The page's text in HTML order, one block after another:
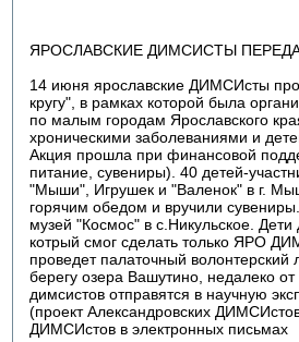
ЯРОСЛАВСКИЕ ДИМСИСТЫ
14 июня ярославские ДИМСИсты
кругу", в рамках которой была
по малым городам Ярославского
хроническими заболеваниями и
Акция прошла при финансовой
питание, сувениры). 40 детей-
"Мыши", Игрушек и "Валенок" в г.
горячим обедом и вручили
музей "Космос" в с.Никульское.
котрый смог сделать только ЯРО
проведет палаточный волонтерский
берегу озера Вашутино, недалеко
димсистов отправятся в научную
(проект Александровских
ДИМСИстов в электронных письмах